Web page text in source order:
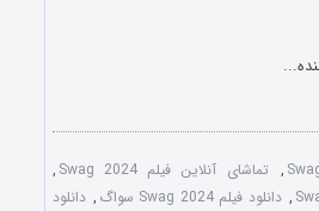
, تماشای آنلاین فیلم Swag 2024
,
, دانلود فیلم Swag 2024 سواگ , دانلود